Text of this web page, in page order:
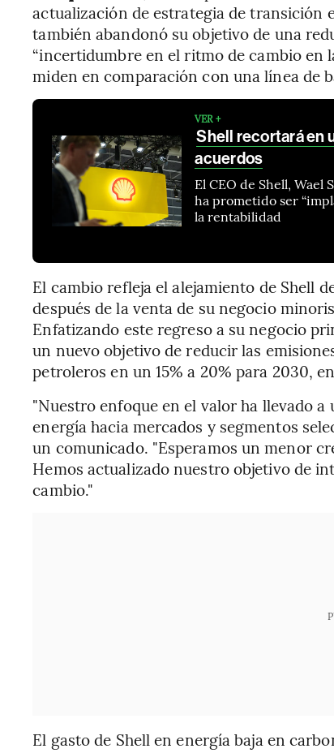
actualización de estrategia de transición
también abandonó su objetivo de una
“incertidumbre en el ritmo de cambio en
miden en comparación con una línea de
VER +
Shell recortará en
acuerdos
El CEO de Shell, Wael
ha prometido ser
la rentabilidad
El cambio refleja el alejamiento de Shell
después de la venta de su negocio
Enfatizando este regreso a su negocio
un nuevo objetivo de reducir las
petroleros en un 15% a 20% para 2030,
"Nuestro enfoque en el valor ha llevado
energía hacia mercados y segmentos
un comunicado. "Esperamos un menor
Hemos actualizado nuestro objetivo de
cambio."
El gasto de Shell en energía baja en